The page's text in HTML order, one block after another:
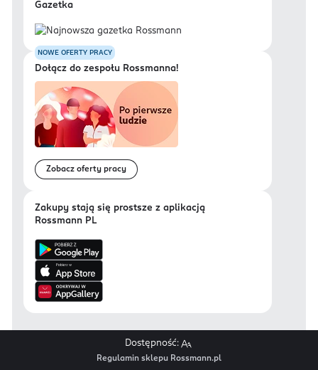
Gazetka
NOWE OFERTY PRACY
Dołącz do zespołu Rossmanna!
Zobacz oferty pracy
Zakupy stają się prostsze z aplikacją
Rossmann PL
Dostępność:
Regulamin sklepu Rossmann.pl